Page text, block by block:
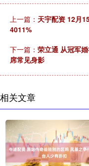
上一篇： 天宇配资 12月
4011%
下一篇： 荣立通 从冠军
席常见身影
相关文章